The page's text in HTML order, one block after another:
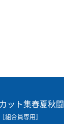
カット集春夏秋闘
［組合員専用］